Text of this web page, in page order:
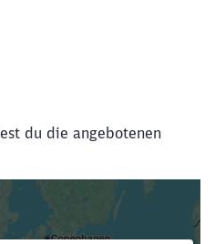
du die angebotenen